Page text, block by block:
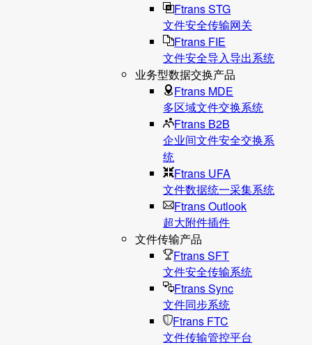
Ftrans STG
文件安全传输网关
Ftrans FIE
文件安全导入导出系统
业务型数据交换产品
Ftrans MDE
多区域文件交换系统
Ftrans B2B
企业间文件安全交换系
统
Ftrans UFA
文件数据统⼀采集系统
Ftrans Outlook
超大附件插件
文件传输产品
Ftrans SFT
文件安全传输系统
Ftrans Sync
文件同步系统
Ftrans FTC
文件传输管控平台